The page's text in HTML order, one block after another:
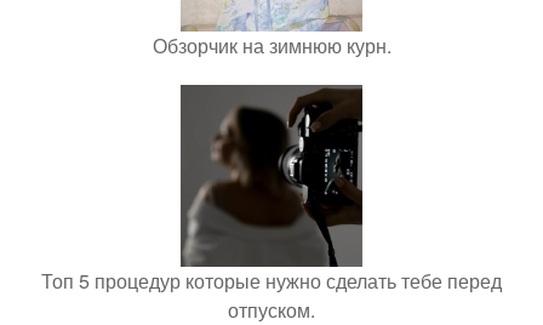
Обзорчик на зимнюю курн.
Топ 5 процедур которые нужно сделать тебе перед
отпуском.